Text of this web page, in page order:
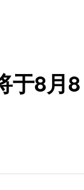
于8月8